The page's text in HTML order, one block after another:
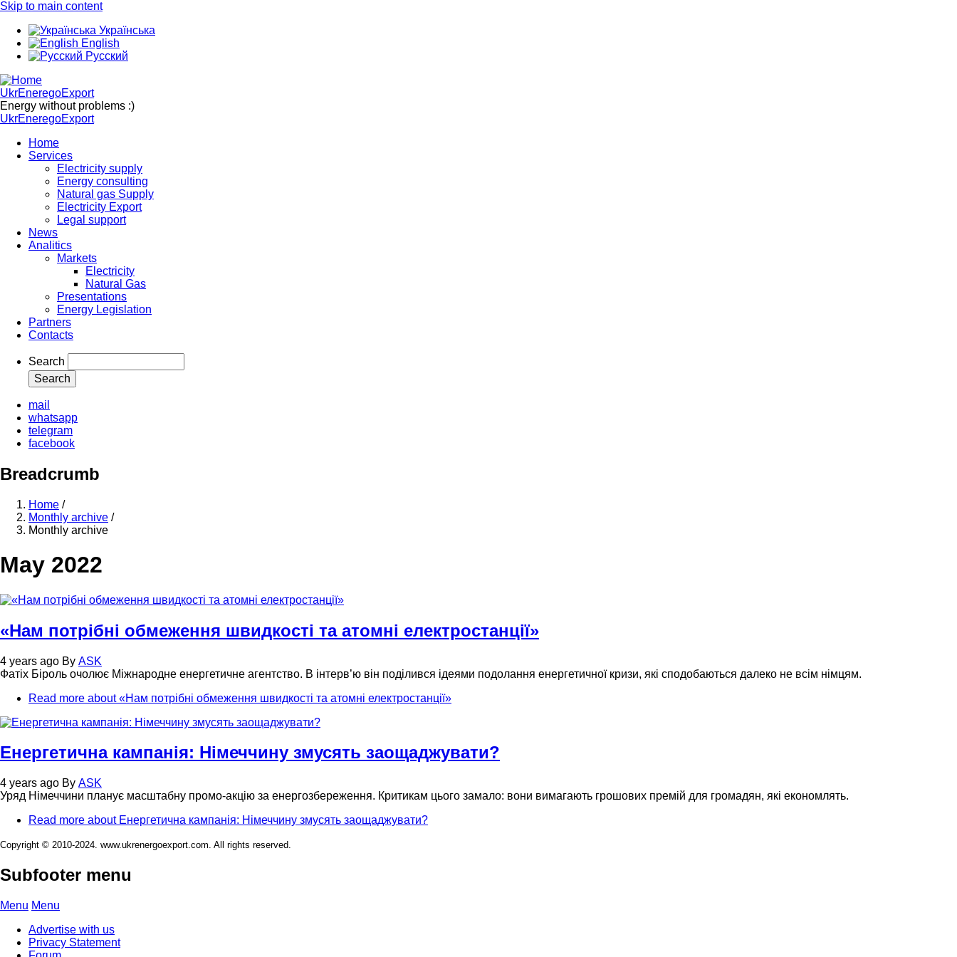
Skip to main content
Українська
English
Русский
UkrEneregoExport
Energy without problems :)
UkrEneregoExport
Home
Services
Electricity supply
Energy consulting
Natural gas Supply
Electricity Export
Legal support
News
Analitics
Markets
Electricity
Natural Gas
Presentations
Energy Legislation
Partners
Contacts
Search
mail
whatsapp
telegram
facebook
Breadcrumb
Home /
Monthly archive /
Monthly archive
May 2022
«Нам потрібні обмеження швидкості та атомні електростанції»
4 years ago By ASK
Фатіх Біроль очолює Міжнародне енергетичне агентство. В інтерв’ю він поділився ідеями подолання енергетичної кризи, які сподобаються далеко не всім німцям.
Read more about «Нам потрібні обмеження швидкості та атомні електростанції»
Енергетична кампанія: Німеччину змусять заощаджувати?
4 years ago By ASK
Уряд Німеччини планує масштабну промо-акцію за енергозбереження. Критикам цього замало: вони вимагають грошових премій для громадян, які економлять.
Read more about Енергетична кампанія: Німеччину змусять заощаджувати?
Copyright © 2010-2024. www.ukrenergoexport.com. All rights reserved.
Subfooter menu
Menu Menu
Advertise with us
Privacy Statement